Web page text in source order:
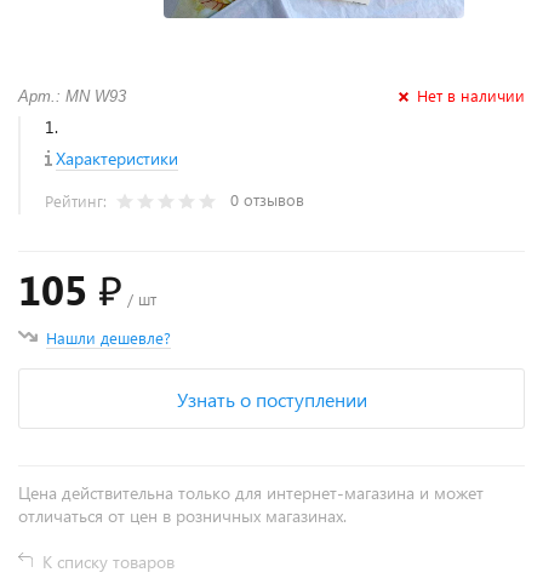
Арт.: MN W93 Нет в наличии
1.
Характеристики
Рейтинг: 0 отзывов
105 ₽ / шт
Нашли дешевле?
Узнать о поступлении
Цена действительна только для интернет-магазина и может
отличаться от цен в розничных магазинах.
К списку товаров